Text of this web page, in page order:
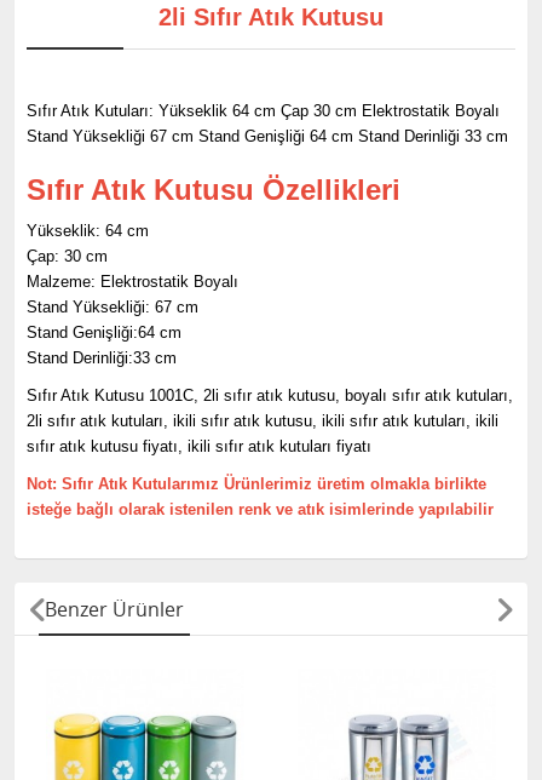
2li Sıfır Atık Kutusu
Sıfır Atık Kutuları: Yükseklik 64 cm Çap 30 cm Elektrostatik Boyalı
Stand Yüksekliği 67 cm Stand Genişliği 64 cm Stand Derinliği 33 cm
Sıfır Atık Kutusu Özellikleri
Yükseklik: 64 cm
Çap: 30 cm
Malzeme: Elektrostatik Boyalı
Stand Yüksekliği: 67 cm
Stand Genişliği:64 cm
Stand Derinliği:33 cm
Sıfır Atık Kutusu 1001C, 2li sıfır atık kutusu, boyalı sıfır atık kutuları,
2li sıfır atık kutuları, ikili sıfır atık kutusu, ikili sıfır atık kutuları, ikili
sıfır atık kutusu fiyatı, ikili sıfır atık kutuları fiyatı
Not: Sıfır Atık Kutularımız Ürünlerimiz üretim olmakla birlikte
isteğe bağlı olarak istenilen renk ve atık isimlerinde yapılabilir
Benzer Ürünler